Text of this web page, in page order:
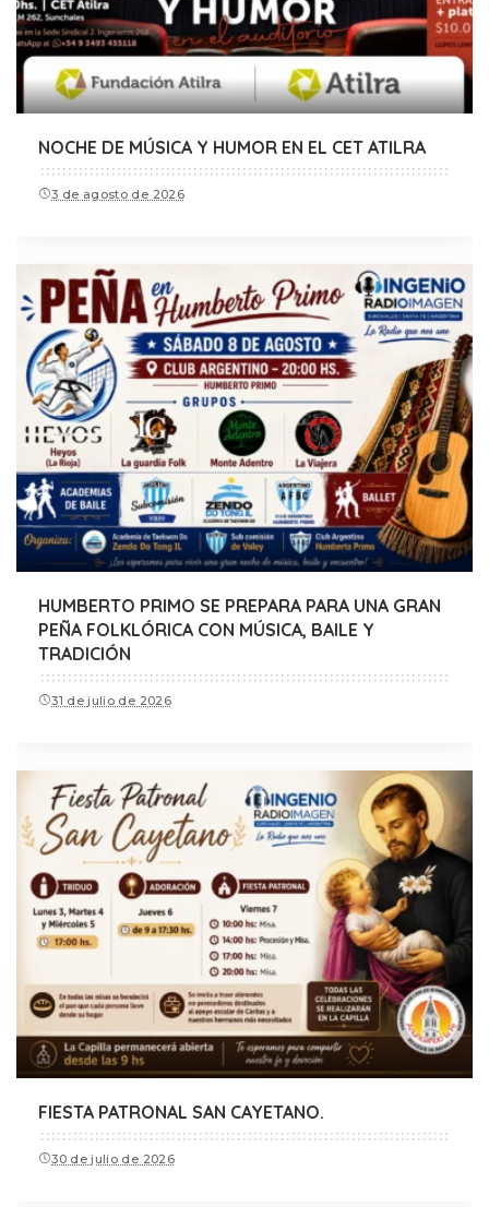
NOCHE DE MÚSICA Y HUMOR EN EL CET ATILRA
3 de agosto de 2026
HUMBERTO PRIMO SE PREPARA PARA UNA GRAN
PEÑA FOLKLÓRICA CON MÚSICA, BAILE Y
TRADICIÓN
31 de julio de 2026
FIESTA PATRONAL SAN CAYETANO.
30 de julio de 2026